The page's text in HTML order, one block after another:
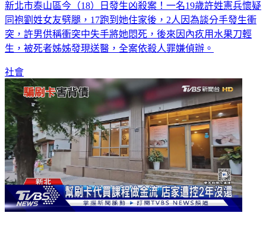
新北市泰山區今（18）日發生凶殺案！一名19歲許姓憲兵懷疑
同袍劉姓女友劈腿，17跑到她住家後，2人因為談分手發生衝
突，許男供稱衝突中失手將她悶死，後來因內疚用水果刀輕
生，被死者姊姊發現送醫，全案依殺人罪嫌偵辦。
社會